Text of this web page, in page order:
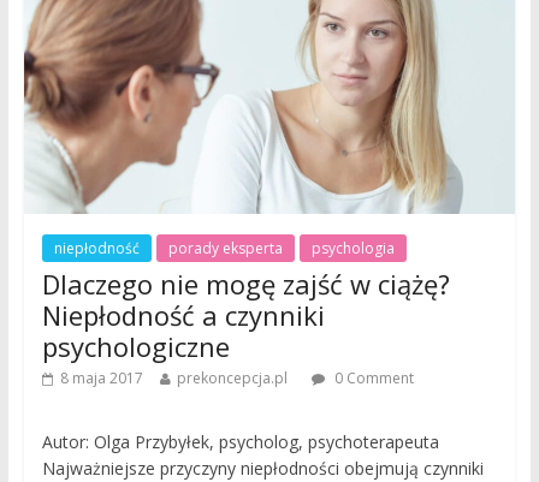
niepłodność porady eksperta psychologia
Dlaczego nie mogę zajść w ciążę?
Niepłodność a czynniki
psychologiczne
8 maja 2017 prekoncepcja.pl 0 Comment
Autor: Olga Przybyłek, psycholog, psychoterapeuta
Najważniejsze przyczyny niepłodności obejmują czynniki